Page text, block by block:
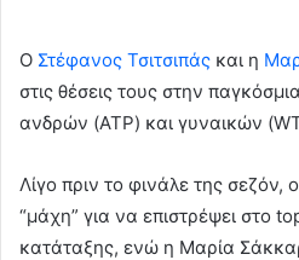
Ο Στέφανος Τσιτσιπάς και η
στις θέσεις τους στην
ανδρών (ATP) και γυναικών
Λίγο πριν το φινάλε της σεζόν,
“μάχη” για να επιστρέψει στο
κατάταξης, ενώ η Μαρία